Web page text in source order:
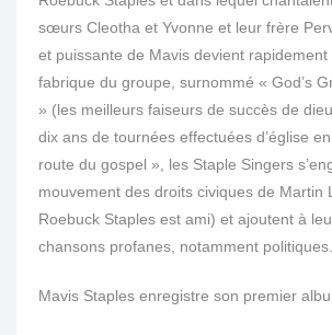
sœurs Cleotha et Yvonne et leur frère
et puissante de Mavis devient
fabrique du groupe, surnommé « God’s
» (les meilleurs faiseurs de succès de
dix ans de tournées effectuées d’église
route du gospel », les Staple Singers
mouvement des droits civiques de Martin
Roebuck Staples est ami) et ajoutent à
chansons profanes, notamment politiques.
Mavis Staples enregistre son premier